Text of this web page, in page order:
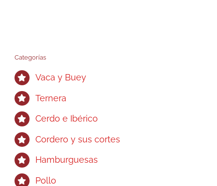
Categorías
Vaca y Buey
Ternera
Cerdo e Ibérico
Cordero y sus cortes
Hamburguesas
Pollo